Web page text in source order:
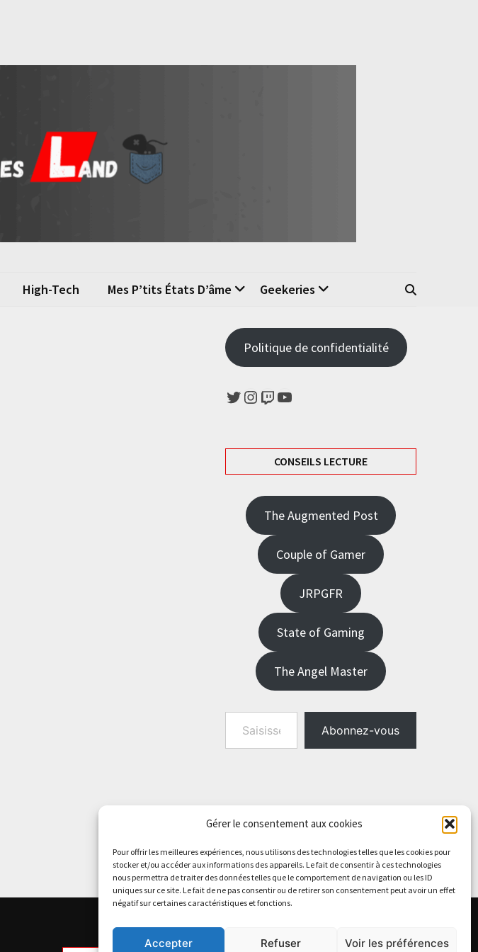
Gérer le consentement aux cookies
Pour offrir les meilleures expériences, nous utilisons des technologies telles que les cookies pour
stocker et/ou accéder aux informations des appareils. Le fait de consentir à ces technologies
nous permettra de traiter des données telles que le comportement de navigation ou les ID
uniques sur ce site. Le fait de ne pas consentir ou de retirer son consentement peut avoir un effet
négatif sur certaines caractéristiques et fonctions.
Accepter Refuser Voir les préférences
High-Tech Mes P’tits États D’âme Geekeries
Politique de confidentialité
Twitter
Instagram
TwitchYouTube
CONSEILS LECTURE
The Augmented Post
Couple of Gamer
JRPGFR
State of Gaming
The Angel Master
Saisissez votre adresse e-mail…
Abonnez-vous